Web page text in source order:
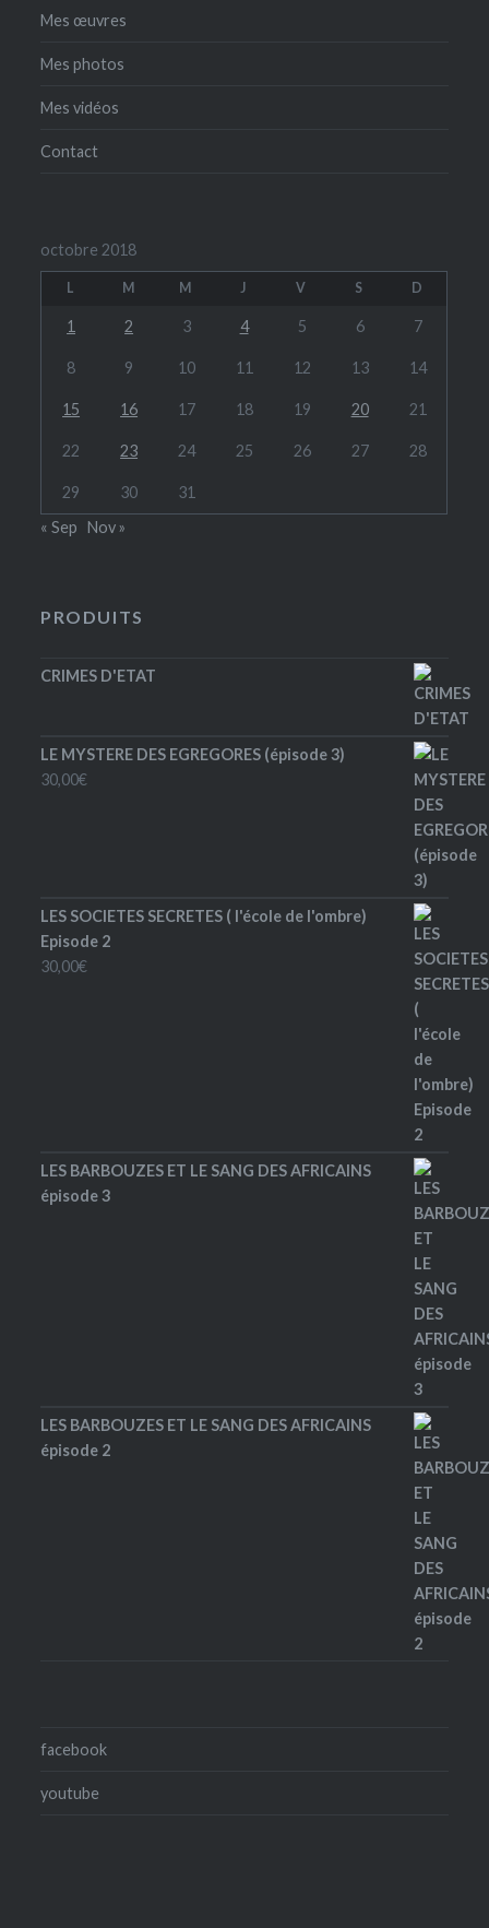
Mes œuvres
Mes photos
Mes vidéos
Contact
octobre 2018
L M M J V S D
1 2 3 4 5 6 7
8 9 10 11 12 13 14
15 16 17 18 19 20 21
22 23 24 25 26 27 28
29 30
31
« Sep Nov »
PRODUITS
CRIMES D'ETAT
LE MYSTERE DES EGREGORES (épisode 3)
30,00€
LES SOCIETES SECRETES ( l'école de l'ombre)
Episode 2
30,00€
LES BARBOUZES ET LE SANG DES AFRICAINS
épisode 3
LES BARBOUZES ET LE SANG DES AFRICAINS
épisode 2
facebook
youtube